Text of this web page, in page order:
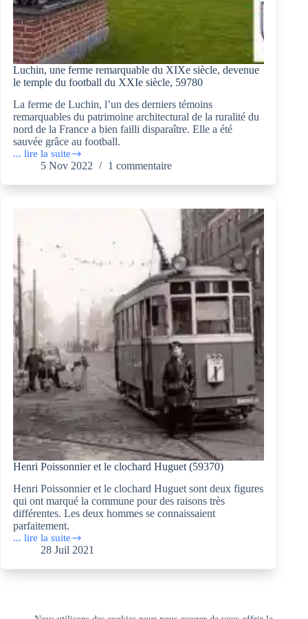
Luchin, une ferme remarquable du XIXe siècle, devenue
le temple du football du XXIe siècle, 59780
La ferme de Luchin, l’un des derniers témoins
remarquables du patrimoine architectural de la ruralité du
nord de la France a bien failli disparaître. Elle a été
sauvée grâce au football.
... lire la suite
Luchin,
le
temple
du
football
du
XXIe siècle,
59780
5 Nov 2022 1 commentaire
Henri Poissonnier et le clochard Huguet (59370)
Henri Poissonnier et le clochard Huguet sont deux figures
qui ont marqué la commune pour des raisons très
différentes. Les deux hommes se connaissaient
parfaitement.
... lire la suite
Henri
Poissonnier
(59370)
28 Juil 2021